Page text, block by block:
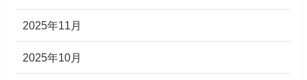
2025年11月
2025年10月